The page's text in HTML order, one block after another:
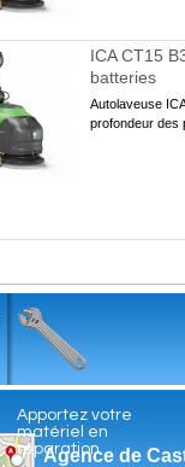
ICA CT15
batteries
Autolaveuse
profondeur des
Apportez votre
matériel en
réparation
Agence de